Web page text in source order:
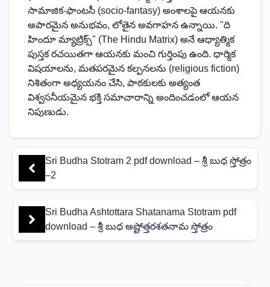
సామాజిక-ఫాంటసీ (socio-fantasy) అంశాలపై ఆయనకు
అపారమైన అనుభవం, లోతైన అవగాహన ఉన్నాయి. "ది
హిందూ మ్యాట్రిక్స్" (The Hindu Matrix) అనే ఆధ్యాత్మిక
పుస్తక రచయితగా ఆయనకు మంచి గుర్తింపు ఉంది. ధార్మిక
విషయాలను, మతపరమైన కల్పనలను (religious fiction)
నిశితంగా అధ్యయనం చేసి, పాఠకులకు అత్యంత
విశ్వసనీయమైన భక్తి సమాచారాన్ని అందించడంలో ఆయన
నిపుణుడు.
Sri Budha Stotram 2 pdf download – శ్రీ బుధ స్తోత్రం
–2
Sri Budha Ashtottara Shatanama Stotram pdf
download – శ్రీ బుధ అష్టోత్తరశతనామ స్తోత్రం